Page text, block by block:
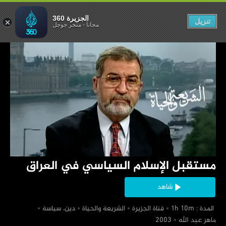
‏مستقبل الإسلام السياسي في العراق
شاهد
‏ المدة : 1h 10m
‏قناة الجزيرة ‏الشريعة والحياة
‏دين، سياسة
‏ماهر عبد الله
في العراق
الجزيرة 360
مجاناً-متجر جوجل تنزيل